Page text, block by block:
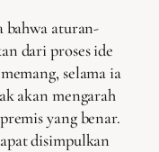
bahwa aturan-
dari proses ide
selama ia
akan mengarah
yang benar.
disimpulkan